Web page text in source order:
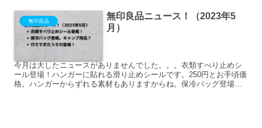
無印良品
無印良品ニュース！（2023年5
月）
今月は大したニュースがありませんでした。。。衣類すべり止めシ
ール登場！ハンガーに貼れる滑り止めシールです。250円とお手頃価
格。ハンガーからずれる素材もありますからね。保冷バッグ登場。